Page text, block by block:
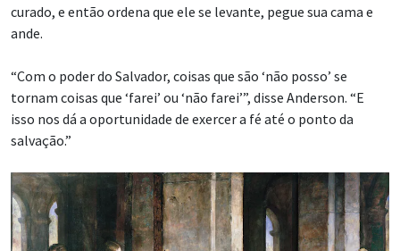
curado, e então ordena que ele se levante, pegue sua cama e
ande.
“Com o poder do Salvador, coisas que são ‘não posso’ se
tornam coisas que ‘farei’ ou ‘não farei’”, disse Anderson. “E
isso nos dá a oportunidade de exercer a fé até o ponto da
salvação.”